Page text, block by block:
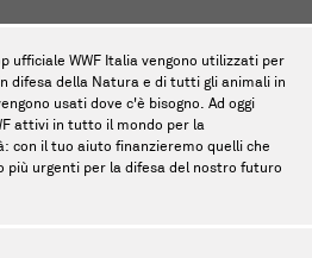
ufficiale WWF Italia vengono utilizzati per
difesa della Natura e di tutti gli animali in
usati dove c'è bisogno. Ad oggi
attivi in tutto il mondo per la
con il tuo aiuto finanzieremo quelli che
più urgenti per la difesa del nostro futuro